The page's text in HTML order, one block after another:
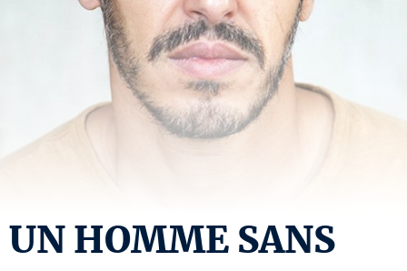
UN HOMME SANS